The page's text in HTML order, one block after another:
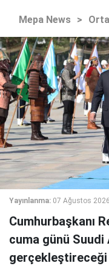
Mepa News >
Yayınlanma: 07 Ağustos
Cumhurbaşkanı
cuma günü